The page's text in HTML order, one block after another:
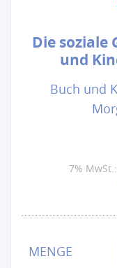
Die soziale
und
Buch und
7%